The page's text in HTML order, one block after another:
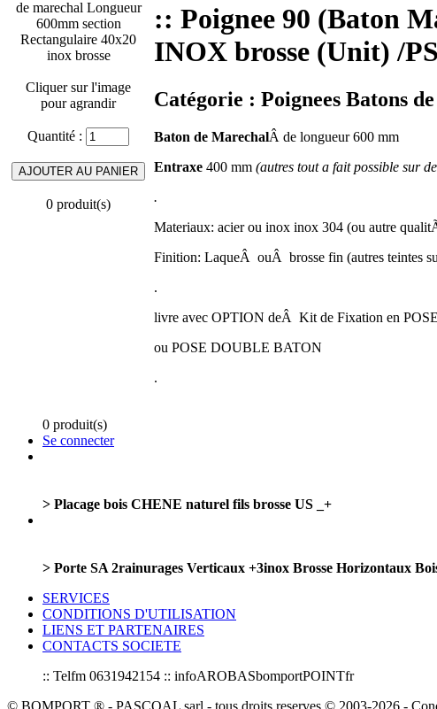
Cliquer sur l'image
pour agrandir
Quantité :
0 produit(s)
:: Poignee 90 (Baton
INOX brosse (Unit) /
Catégorie : Poignees Batons
Baton de MarechalÂ de longueur 600 mm
Entraxe 400 mm (autres tout a fait possible sur
.
Materiaux: acier ou inox inox 304 (ou autre
Finition: LaqueÂ ouÂ brosse fin (autres teintes
.
livre avec OPTION deÂ Kit de Fixation en
ou POSE DOUBLE BATON
.
0 produit(s)
Se connecter
> Placage bois CHENE naturel fils brosse US _+
> Porte SA 2rainurages Verticaux +3inox Brosse Horizontaux
SERVICES
CONDITIONS D'UTILISATION
LIENS ET PARTENAIRES
CONTACTS SOCIETE
:: Telfm 0631942154 :: infoAROBASbomportPOINTfr
© BOMPORT ® - PASCOAL sarl - tous droits reserves © 2003-2026 -